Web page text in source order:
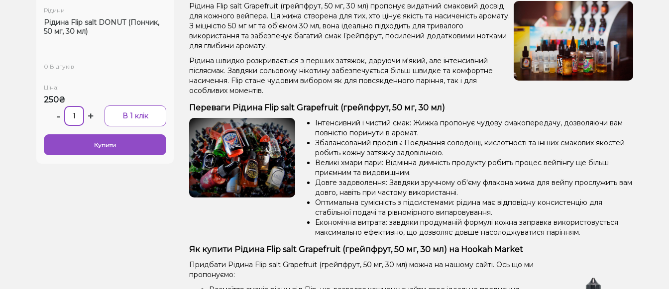
Рідини
Рідина Flip salt DONUT (Пончик,
50 мг, 30 мл)
0 Відгуків
Ціна:
250₴
- + В 1 клік
Купити
Рідина Flip salt Grapefruit (грейпфрут, 50 мг, 30 мл) пропонує видатний смаковий досвід
для кожного вейпера. Ця жижа створена для тих, хто цінує якість та насиченість аромату.
З міцністю 50 мг мг та об'ємом 30 мл, вона ідеально підходить для тривалого
використання та забезпечує багатий смак Грейпфрут, посилений додатковими нотками
для глибини аромату.
Рідина швидко розкривається з перших затяжок, даруючи м'який, але інтенсивний
післясмак. Завдяки сольовому нікотину забезпечується більш швидке та комфортне
насичення. Flip стане чудовим вибором як для повсякденного паріння, так і для
особливих моментів.
Переваги Рідина Flip salt Grapefruit (грейпфрут, 50 мг, 30 мл)
Інтенсивний і чистий смак: Жижка пропонує чудову смакопередачу, дозволяючи вам
повністю поринути в аромат.
Збалансований профіль: Поєднання солодощі, кислотності та інших смакових якостей
робить кожну затяжку задовільною.
Великі хмари пари: Відмінна димність продукту робить процес вейпінгу ще більш
приємним та видовищним.
Довге задоволення: Завдяки зручному об'єму флакона жижа для вейпу прослужить вам
довго, навіть при частому використанні.
Оптимальна сумісність з підсистемами: рідина має відповідну консистенцію для
стабільної подачі та рівномірного випаровування.
Економічна витрата: завдяки продуманій формулі кожна заправка використовується
максимально ефективно, що дозволяє довше насолоджуватися парінням.
Як купити Рідина Flip salt Grapefruit (грейпфрут, 50 мг, 30 мл) на Hookah Market
Придбати Рідина Flip salt Grapefruit (грейпфрут, 50 мг, 30 мл) можна на нашому сайті. Ось що ми
пропонуємо: